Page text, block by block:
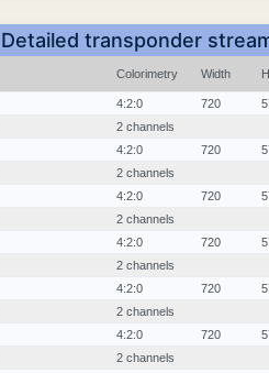
Detailed transponder
Colorimetry Width
4:2:0 720
2 channels
4:2:0 720
2 channels
4:2:0 720
2 channels
4:2:0 720
2 channels
4:2:0 720
2 channels
4:2:0 720
2 channels